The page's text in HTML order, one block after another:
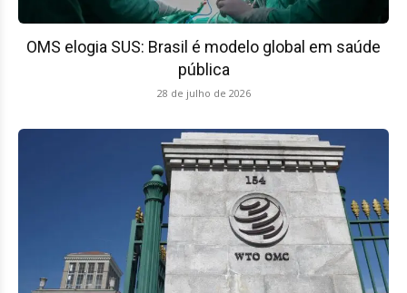
OMS elogia SUS: Brasil é modelo global em saúde
pública
28 de julho de 2026